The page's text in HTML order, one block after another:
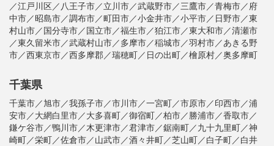
／江戸川区／八王子市／立川市／武蔵野市／三鷹市／青梅市／府
中市／昭島市／調布市／町田市／小金井市／小平市／日野市／東
村山市／国分寺市／国立市／福生市／狛江市／東大和市／清瀬市
／東久留米市／武蔵村山市／多摩市／稲城市／羽村市／あきる野
市／西東京市／西多摩郡／瑞穂町／日の出町／檜原村／奥多摩町
千葉県
千葉市／旭市／我孫子市／市川市／一宮町／市原市／印西市／浦
安市／大網白里市／大多喜町／御宿町／柏市／勝浦市／香取市／
鎌ケ谷市／鴨川市／木更津市／君津市／鋸南町／九十九里町／神
崎町／栄町／佐倉市／山武市／酒々井町／芝山町／白子町／白井